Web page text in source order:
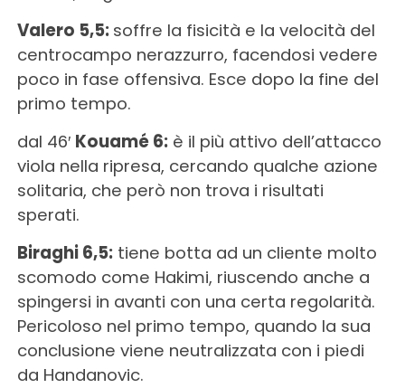
Valero 5,5: soffre la fisicità e la velocità del
centrocampo nerazzurro, facendosi vedere
poco in fase offensiva. Esce dopo la fine del
primo tempo.
dal 46′ Kouamé 6:è il più attivo dell’attacco
viola nella ripresa, cercando qualche azione
solitaria, che però non trova i risultati
sperati.
Biraghi 6,5:tiene botta ad un cliente molto
scomodo come Hakimi, riuscendo anche a
spingersi in avanti con una certa regolarità.
Pericoloso nel primo tempo, quando la sua
conclusione viene neutralizzata con i piedi
da Handanovic.